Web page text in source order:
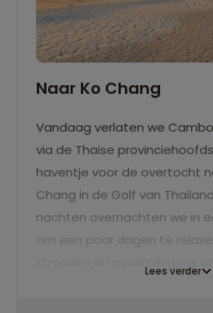
Naar Ko Chang
Vandaag verlaten we
via de Thaise
haventje voor de overtocht
Chang in de Golf van
nachten overnachten we in
om een paar dagen te
Lees verder